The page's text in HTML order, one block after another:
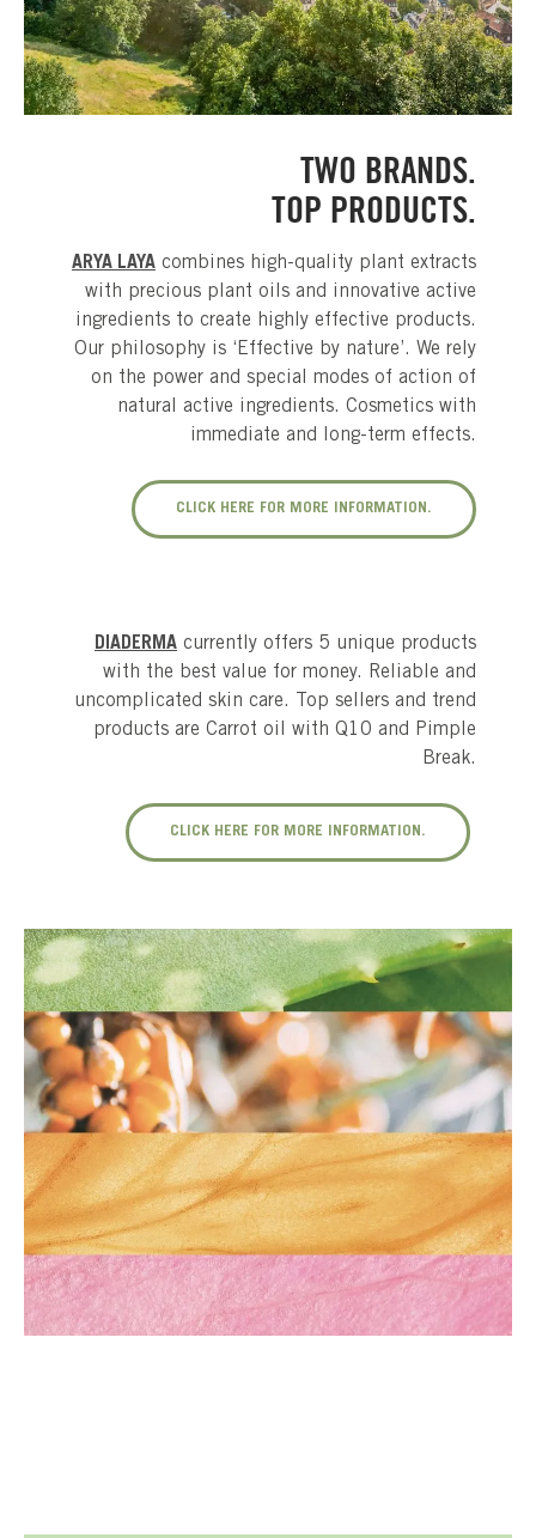
TWO BRANDS.
TOP PRODUCTS.
ARYA LAYA combines high-quality plant extracts
with precious plant oils and innovative active
ingredients to create highly effective products.
Our philosophy is ‘Effective by nature’. We rely
on the power and special modes of action of
natural active ingredients. Cosmetics with
immediate and long-term effects.
CLICK HERE FOR MORE INFORMATION.
DIADERMA currently offers 5 unique products
with the best value for money. Reliable and
uncomplicated skin care. Top sellers and trend
products are Carrot oil with Q10 and Pimple
Break.
CLICK HERE FOR MORE INFORMATION.